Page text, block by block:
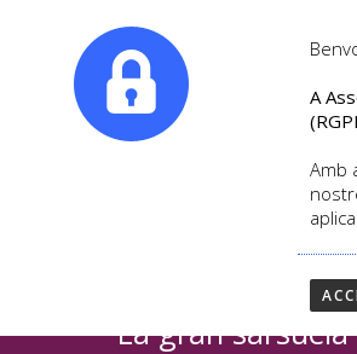
DE GUERRA
La gran
A
Amb